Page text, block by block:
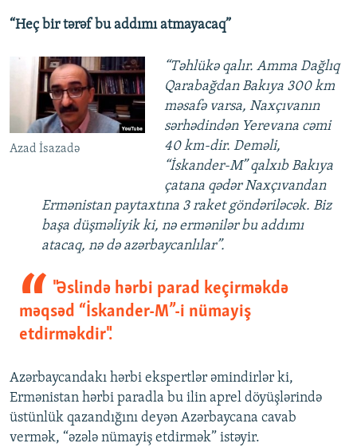
“Heç bir tərəf bu addımı atmayacaq”
Azad İsazadə
“Təhlükə qalır. Amma Dağlıq
Qarabağdan Bakıya 300 km
məsafə varsa, Naxçıvanın
sərhədindən Yerevana cəmi
40 km-dir. Deməli,
“İskander-M” qalxıb Bakıya
çatana qədər Naxçıvandan
Ermənistan paytaxtına 3 raket göndəriləcək. Biz
başa düşməliyik ki, nə ermənilər bu addımı
atacaq, nə də azərbaycanlılar”.
"Əslində hərbi parad keçirməkdə
məqsəd “İskander-M”-i nümayiş
etdirməkdir".
Azərbaycandakı hərbi ekspertlər əmindirlər ki,
Ermənistan hərbi paradla bu ilin aprel döyüşlərində
üstünlük qazandığını deyən Azərbaycana cavab
vermək, “əzələ nümayiş etdirmək” istəyir.